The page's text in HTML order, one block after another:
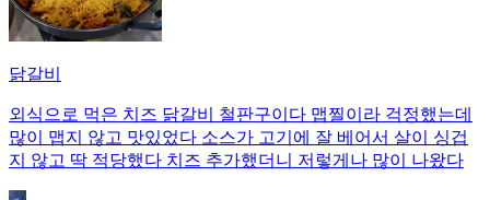
닭갈비
외식으로 먹은 치즈 닭갈비 철판구이다 맵찔이라 걱정했는데
많이 맵지 않고 맛있었다 소스가 고기에 잘 베어서 살이 싱겁
지 않고 딱 적당했다 치즈 추가했더니 저렇게나 많이 나왔다